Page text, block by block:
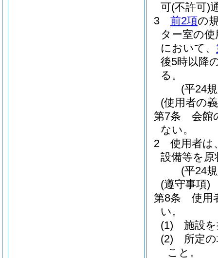
可(不許可)
3
前2項の
ター室の
において、
後5時以降
る。
(平24
(使用者の
第7条
会館
ない。
2
使用者は
設備等を
(平24
(遵守事項)
第8条
使用
い。
(1)
施設
(2)
所定
こと。